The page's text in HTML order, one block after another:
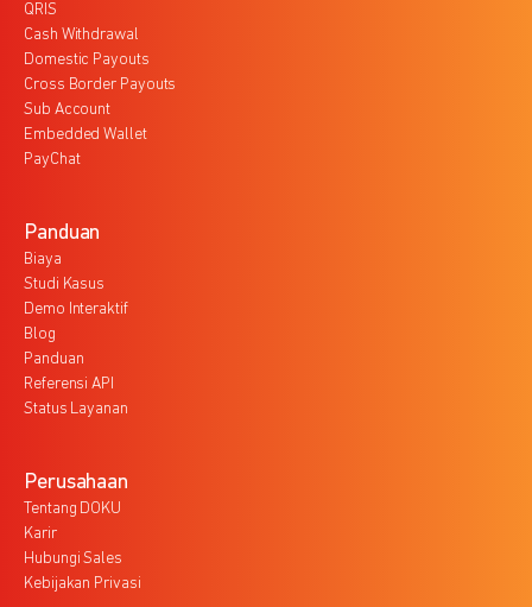
QRIS
Cash Withdrawal
Domestic Payouts
Cross Border Payouts
Sub Account
Embedded Wallet
PayChat
Panduan
Biaya
Studi Kasus
Demo Interaktif
Blog
Panduan
Referensi API
Status Layanan
Perusahaan
Tentang DOKU
Karir
Hubungi Sales
Kebijakan Privasi